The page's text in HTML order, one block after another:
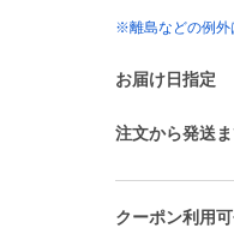
※離島などの例外
お届け日指定
注文から発送
クーポン利用